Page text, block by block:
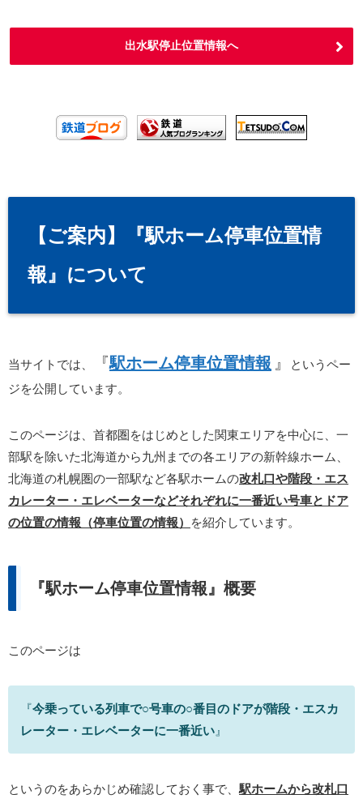
出水駅停止位置情報へ
【ご案内】『駅ホーム停車位置情
報』について
当サイトでは、 『駅ホーム停車位置情報 』
というペー
ジを公開しています。
このページは、首都圏をはじめとした関東エリアを中心に、一
部駅を除いた北海道から九州までの各エリアの新幹線ホーム、
北海道の札幌圏の一部駅など各駅ホームの改札口や階段・エス
カレーター・エレベーターなどそれぞれに一番近い号車とドア
の位置の情報（停車位置の情報）
を紹介しています。
『駅ホーム停車位置情報』概要
このページは
『今乗っている列車で○号車の○番目のドアが階段・エスカ
レーター・エレベーターに一番近い』
というのをあらかじめ確認しておく事で、駅ホームから改札口